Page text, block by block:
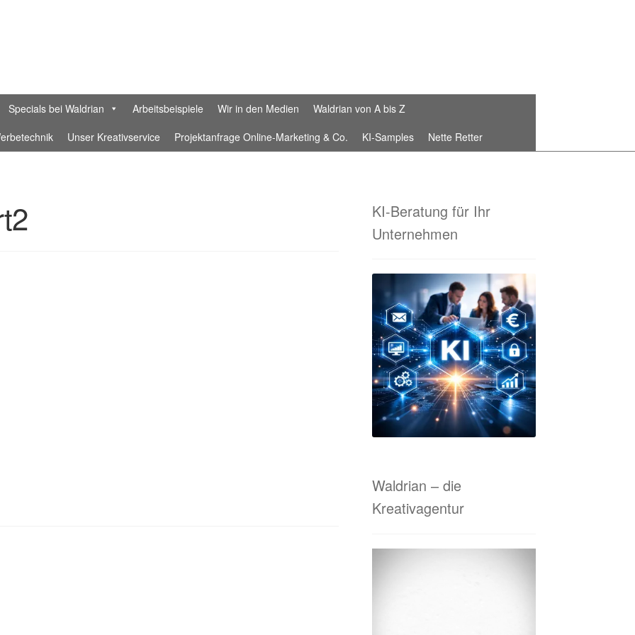
Specials bei Waldrian Arbeitsbeispiele Wir in den Medien
Waldrian von A bis Z
Unser Kreativservice Projektanfrage Online-Marketing & Co. KI-Samples Nette Retter
Waldrian-Textildruckerei Ein Fahnenband aus feiner Hand – Gestickte Fahnenbänder von Waldrian®
Interessante Rabatte für Eure Sammelbestellungen!
gestaltet mit Deinem Namen, Monogramm oder Logo Projektanfrage Online-Marketing & Co.
Waldrian von A bis ZWaldrian-Siebdruck
KI-Beratung für Ihr
Unternehmen
Waldrian – die
Kreativagentur